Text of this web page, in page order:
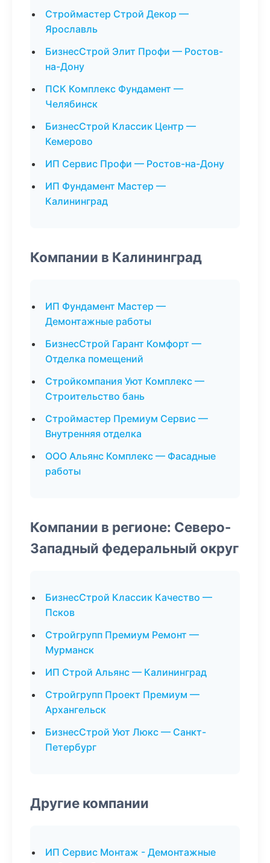
Строймастер Строй Декор —
Ярославль
БизнесСтрой Элит Профи — Ростов-
на-Дону
ПСК Комплекс Фундамент —
Челябинск
БизнесСтрой Классик Центр —
Кемерово
ИП Сервис Профи — Ростов-на-Дону
ИП Фундамент Мастер —
Калининград
Компании в Калининград
ИП Фундамент Мастер —
Демонтажные работы
БизнесСтрой Гарант Комфорт —
Отделка помещений
Стройкомпания Уют Комплекс —
Строительство бань
Строймастер Премиум Сервис —
Внутренняя отделка
ООО Альянс Комплекс — Фасадные
работы
Компании в регионе: Северо-
Западный федеральный округ
БизнесСтрой Классик Качество —
Псков
Стройгрупп Премиум Ремонт —
Мурманск
ИП Строй Альянс — Калининград
Стройгрупп Проект Премиум —
Архангельск
БизнесСтрой Уют Люкс — Санкт-
Петербург
Другие компании
ИП Сервис Монтаж - Демонтажные